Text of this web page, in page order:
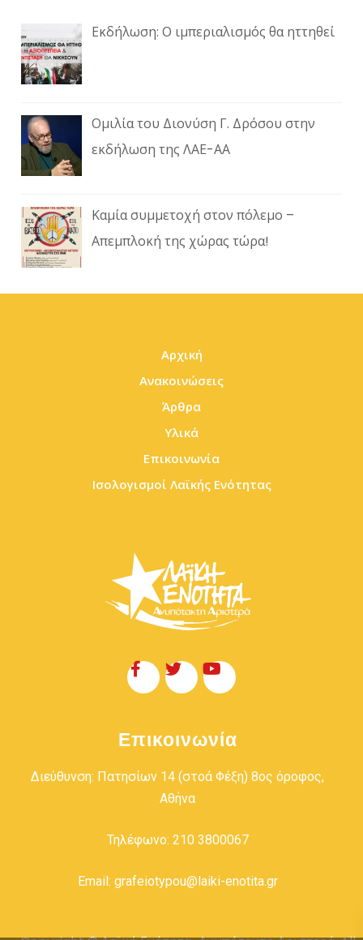
Εκδήλωση: Ο ιμπεριαλισμός θα ηττηθεί
Ομιλία του Διονύση Γ. Δρόσου στην
εκδήλωση της ΛΑΕ-ΑΑ
Καμία συμμετοχή στον πόλεμο –
Απεμπλοκή της χώρας τώρα!
Αρχική
Ανακοινώσεις
Άρθρα
Υλικά
Επικοινωνία
Ισολογισμοί Λαϊκής Ενότητας
Επικοινωνία
Διεύθυνση: Πατησίων 14 (στοά Φέξη) 8ος όροφος,
Αθήνα
Τηλέφωνο: 210 3800067
Email: grafeiotypou@laiki-enotita.gr